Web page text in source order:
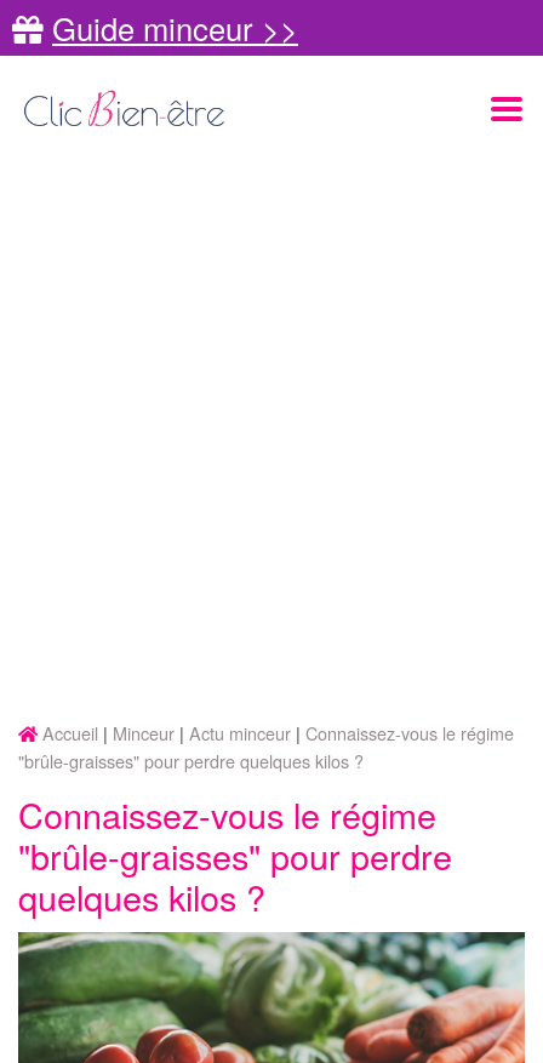
Guide minceur >>
Accueil Minceur Actu minceur Connaissez-vous le régime
"brûle-graisses" pour perdre quelques kilos ?
Connaissez-vous le régime
"brûle-graisses" pour perdre
quelques kilos ?